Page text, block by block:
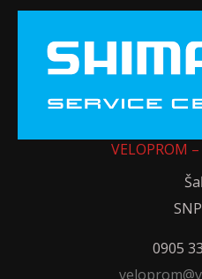
VELOPROM
0905